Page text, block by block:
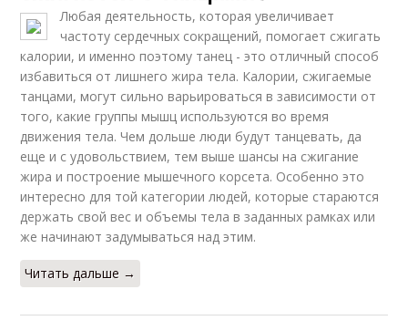
Любая деятельность, которая увеличивает
частоту сердечных сокращений, помогает сжигать
калории, и именно поэтому танец - это отличный способ
избавиться от лишнего жира тела. Калории, сжигаемые
танцами, могут сильно варьироваться в зависимости от
того, какие группы мышц используются во время
движения тела. Чем дольше люди будут танцевать, да
еще и с удовольствием, тем выше шансы на сжигание
жира и построение мышечного корсета. Особенно это
интересно для той категории людей, которые стараются
держать свой вес и объемы тела в заданных рамках или
же начинают задумываться над этим.
Читать дальше →